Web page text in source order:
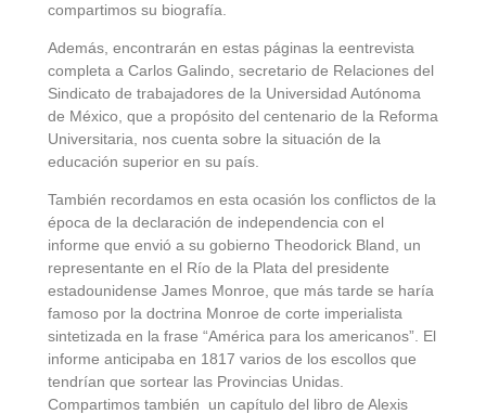
compartimos su biografía.
Además, encontrarán en estas páginas la eentrevista
completa a Carlos Galindo, secretario de Relaciones del
Sindicato de trabajadores de la Universidad Autónoma
de México, que a propósito del centenario de la Reforma
Universitaria, nos cuenta sobre la situación de la
educación superior en su país.
También recordamos en esta ocasión los conflictos de la
época de la declaración de independencia con el
informe que envió a su gobierno Theodorick Bland, un
representante en el Río de la Plata del presidente
estadounidense James Monroe, que más tarde se haría
famoso por la doctrina Monroe de corte imperialista
sintetizada en la frase “América para los americanos”. El
informe anticipaba en 1817 varios de los escollos que
tendrían que sortear las Provincias Unidas.
Compartimos también un capítulo del libro de Alexis